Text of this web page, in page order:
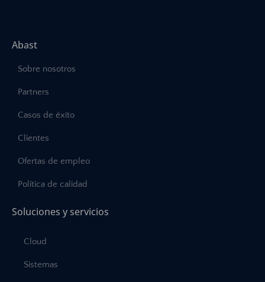
Abast
Sobre nosotros
Partners
Casos de éxito
Clientes
Ofertas de empleo
Política de calidad
Soluciones y servicios
Cloud
Sistemas